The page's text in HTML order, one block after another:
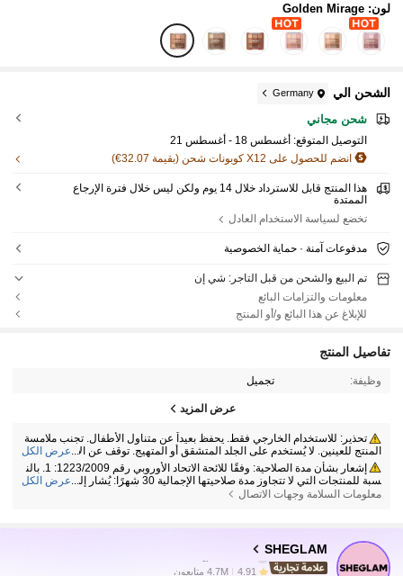
لون: Golden Mirage
الشحن الي Germany
شحن مجاني
التوصيل المتوقع: أغسطس 18 - أغسطس 21
انضم للحصول على X12 كوبونات شحن (بقيمة 32.07€)
هذا المنتج قابل للاسترداد خلال 14 يوم ولكن ليس خلال فترة الإرجاع
الممتدة
تخضع لسياسة الاستخدام العادل
مدفوعات آمنة · حماية الخصوصية
تم البيع والشحن من قبل التاجر: شي إن
معلومات والتزامات البائع
للإبلاغ عن هذا البائع و/أو المنتج
تفاصيل المنتج
وظيفة: تجميل
عرض المزيد
تحذير: للاستخدام الخارجي فقط. يحفظ بعيداً عن متناول الأطفال. تجنب ملامسة
المنتج للعينين. لا يُستخدم على الجلد المتشقق أو المتهيج. توقف عن الاستخدام في
حال حدوث تهيج.
...عرض الكل
إشعار بشأن مدة الصلاحية: وفقًا للائحة الاتحاد الأوروبي رقم 1223/2009: 1. بالن
سبة للمنتجات التي لا تتجاوز مدة صلاحيتها الإجمالية 30 شهرًا: يُشار إلى تاريخ انتها
ء الصلاحية برمز الساعة الرملية ⌛ + التاريخ على العبوة، أو باللغة الإنجليزية، بعبارة
ليف ذات الاستخدام الواحد، والسلع غير القابلة للفتح، وغيرها من العناصر المحددة م
ن وضع علامة PAO الإلزامية. يُرجى الرجوع حصريًا إلى العلامات المطبوعة على عبو
ة المنتج؛ والتوقف عن الاستخدام فورًا في حالة حدوث أي تلف.
عرض الكل
معلومات السلامة وجهات الاتصال
SHEGLAM
4.91 4.7M متابعون